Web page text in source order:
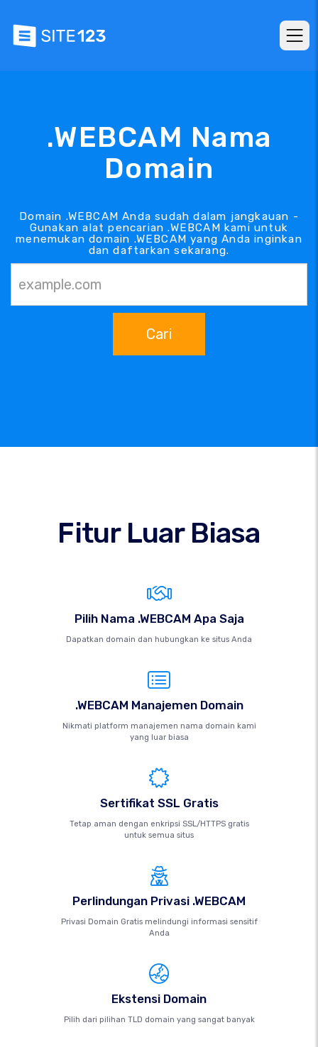
.WEBCAM Nama
Domain
Domain .WEBCAM Anda sudah dalam jangkauan -
Gunakan alat pencarian .WEBCAM kami untuk
menemukan domain .WEBCAM yang Anda inginkan
dan daftarkan sekarang.
Cari
Fitur Luar Biasa
Pilih Nama .WEBCAM Apa Saja
Dapatkan domain dan hubungkan ke situs Anda
.WEBCAM Manajemen Domain
Nikmati platform manajemen nama domain kami
yang luar biasa
Sertifikat SSL Gratis
Tetap aman dengan enkripsi SSL/HTTPS gratis
untuk semua situs
Perlindungan Privasi .WEBCAM
Privasi Domain Gratis melindungi informasi sensitif
Anda
Ekstensi Domain
Pilih dari pilihan TLD domain yang sangat banyak